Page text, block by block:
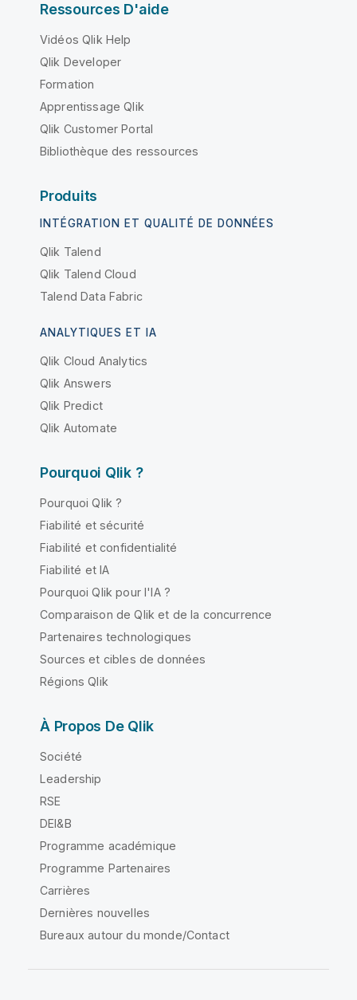
Ressources D'aide
Vidéos Qlik Help
Qlik Developer
Formation
Apprentissage Qlik
Qlik Customer Portal
Bibliothèque des ressources
Produits
INTÉGRATION ET QUALITÉ DE DONNÉES
Qlik Talend
Qlik Talend Cloud
Talend Data Fabric
ANALYTIQUES ET IA
Qlik Cloud Analytics
Qlik Answers
Qlik Predict
Qlik Automate
Pourquoi Qlik ?
Pourquoi Qlik ?
Fiabilité et sécurité
Fiabilité et confidentialité
Fiabilité et IA
Pourquoi Qlik pour l'IA ?
Comparaison de Qlik et de la concurrence
Partenaires technologiques
Sources et cibles de données
Régions Qlik
À Propos De Qlik
Société
Leadership
RSE
DEI&B
Programme académique
Programme Partenaires
Carrières
Dernières nouvelles
Bureaux autour du monde/Contact